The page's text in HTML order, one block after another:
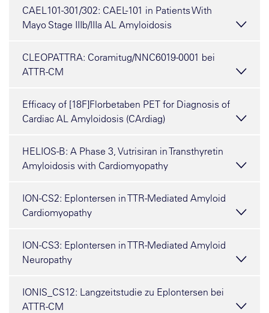
CAEL101-301/302: CAEL-101 in Patients With
Mayo Stage IIIb/IIIa AL Amyloidosis
CLEOPATTRA: Coramitug/NNC6019-0001 bei
ATTR-CM
Efficacy of [18F]Florbetaben PET for Diagnosis of
Cardiac AL Amyloidosis (CArdiag)
HELIOS-B: A Phase 3, Vutrisiran in Transthyretin
Amyloidosis with Cardiomyopathy
ION-CS2: Eplontersen in TTR-Mediated Amyloid
Cardiomyopathy
ION-CS3: Eplontersen in TTR-Mediated Amyloid
Neuropathy
IONIS_CS12: Langzeitstudie zu Eplontersen bei
ATTR-CM